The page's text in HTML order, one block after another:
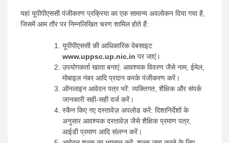
यहां यूपीपीएससी पंजीकरण प्रक्रिया का एक सामान्य अवलोकन दिया गया है,
जिसमें आम तौर पर निम्नलिखित चरण शामिल होते हैं:
यूपीपीएससी की आधिकारिक वेबसाइट
www.uppsc.up.nic.in पर जाएं।
उपयोगकर्ता खाता बनाएं: आवश्यक विवरण जैसे नाम, ईमेल,
मोबाइल नंबर आदि प्रदान करके पंजीकरण करें।
ऑनलाइन आवेदन पत्र भरें: व्यक्तिगत, शैक्षिक और संपर्क
जानकारी सही-सही दर्ज करें।
स्कैन किए गए दस्तावेज़ अपलोड करें: दिशानिर्देशों के
अनुसार आवश्यक दस्तावेज़ जैसे शैक्षिक प्रमाण पत्र,
आईडी प्रमाण आदि संलग्न करें।